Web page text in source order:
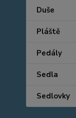
Duše
Pláště
Pedály
Sedla
Sedlovky